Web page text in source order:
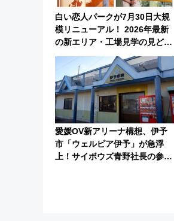
白い恋人パークが7月30日大規
模リニューアル！ 2026年最新
の新エリア・工場見学の見どこ
ろと料金・アクセスを徹底解説
（札幌市）
愛媛OV新アリーナ構想、伊予
市「ウェルピア伊予」が急浮
上！サイボウズ青野社長の参加